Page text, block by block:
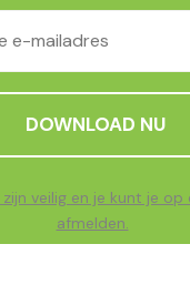
zijn veilig en je kunt je
afmelden.